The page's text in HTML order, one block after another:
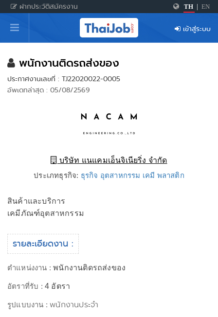
ฝากประวัติสมัครงาน TH EN
หน้าหลัก
ผู้สมัครงาน: เข้าสู่ระบบ
ฝากประวัติสมัครงาน
เกร็ดความรู้
สำหรับผู้ประกอบการ
เข้าสู่ระบบ
พนักงานติดรถส่งของ
ประกาศงานเลขที่ : TJ22020022-0005
อัพเดทล่าสุด : 05/08/2569
บริษัท แนแคมเอ็นจิเนียริ่ง จำกัด
ประเภทธุรกิจ: ธุรกิจ อุตสาหกรรม เคมี พลาสติก
สินค้าและบริการ
เคมีภัณฑ์อุตสาหกรรม
รายละเอียดงาน :
ตำแหน่งงาน :พนักงานติดรถส่งของ
อัตราที่รับ : 4 อัตรา
รูปแบบงาน :พนักงานประจำ